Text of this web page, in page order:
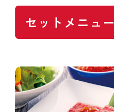
セットメニュー